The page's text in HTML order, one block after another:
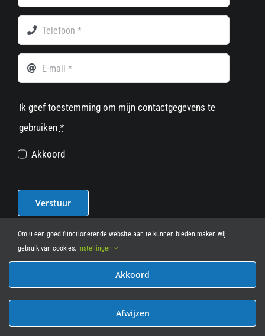
Ik geef toestemming om mijn contactgegevens te
gebruiken *
Akkoord
Verstuur
© 2012 - 2026• Leasy Bike • All Rights Reserved • powered
Om u een goed functionerende website aan te kunnen bieden maken wij
gebruik van cookies. Instellingen
Akkoord
Afwijzen